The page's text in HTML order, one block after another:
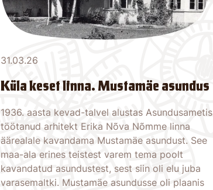
31.03.26
Küla keset linna. Mustamäe asundus
1936. aasta kevad-talvel alustas Asundusametis
töötanud arhitekt Erika Nõva Nõmme linna
äärealale kavandama Mustamäe asundust. See
maa-ala erines teistest varem tema poolt
kavandatud asundustest, sest siin oli elu juba
varasemaltki. Mustamäe asundusse oli plaanis